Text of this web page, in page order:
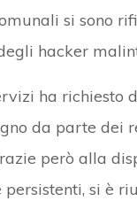
si sono
hacker
ha richiesto
da parte dei
però alla
si è